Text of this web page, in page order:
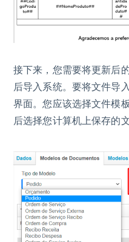
接下来，您需要将更新后
后导入系统。要将文件导
界面。您应该选择文件模
后选择您计算机上保存的